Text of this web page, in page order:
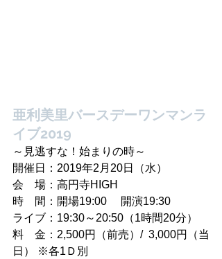
亜利美里バースデーワンマンラ
イブ2019
～見逃すな！始まりの時～
開催日：2019年2月20日（水）
会　場：高円寺HIGH
時　間：開場19:00 　開演19:30
ライブ：19:30～20:50（1時間20分）
料　金：2,500円（前売）/  3,000円（当
日） ※各1Ｄ別